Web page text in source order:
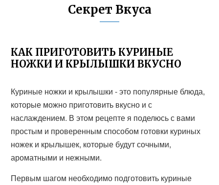
Секрет Вкуса
КАК ПРИГОТОВИТЬ КУРИНЫЕ
НОЖКИ И КРЫЛЫШКИ ВКУСНО
Куриные ножки и крылышки - это популярные блюда,
которые можно приготовить вкусно и с
наслаждением. В этом рецепте я поделюсь с вами
простым и проверенным способом готовки куриных
ножек и крылышек, которые будут сочными,
ароматными и нежными.
Первым шагом необходимо подготовить куриные